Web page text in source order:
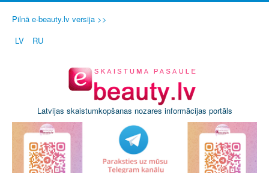
Pilnā e-beauty.lv versija >>
LV
RU
Latvijas skaistumkopšanas nozares informācijas portāls